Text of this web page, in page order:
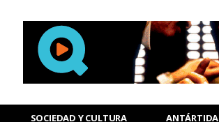
SOCIEDAD Y CULTURA ANTÁRTIDA